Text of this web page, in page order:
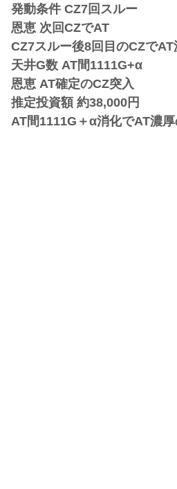
発動条件 CZ7回スルー
恩恵 次回CZでAT
CZ7スルー後8回目のCZで
天井G数 AT間1111G+α
恩恵 AT確定のCZ突入
推定投資額 約38,000円
AT間1111G＋α消化でAT濃厚